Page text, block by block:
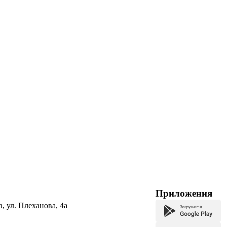
ул. Плеханова, 4а
Приложения